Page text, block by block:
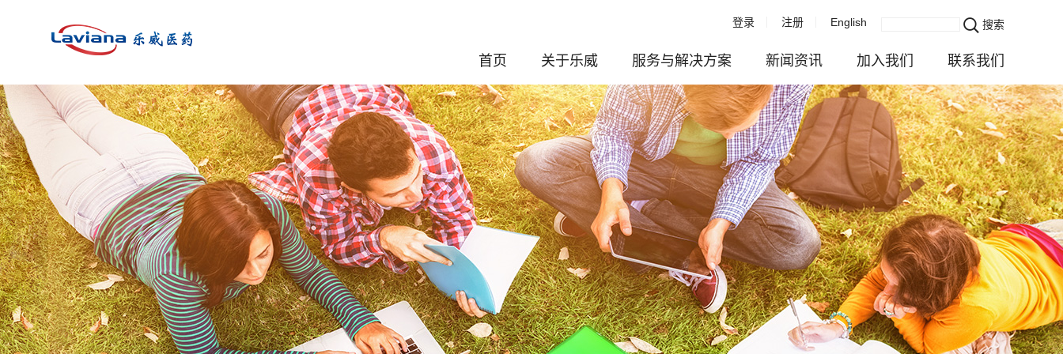
登录 注册 English 搜索
首页 关于乐威
发展历程
企业介绍
董事长介绍
公司荣誉
资质认证
专利奖项
质量与合规
ESG（环境、社会与公
司治理）
知识产权保护
服务与解决方案
化学服务
分析与制剂服务
创新药的研发与注册
工艺安全评估
CDMO服务
绿色低碳可持续发展
体系认证
新闻资讯
企业新闻
活动播报
视频中心
行业资讯
对外公示
加入我们
成长发展在乐威
快乐生活在乐威
校园招聘
社会招聘
全球招聘
联系我们
联系我们
业务咨询